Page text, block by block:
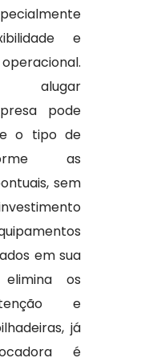
e
alugar
pode
e o tipo de
as
sem
em sua
os
e
já
é